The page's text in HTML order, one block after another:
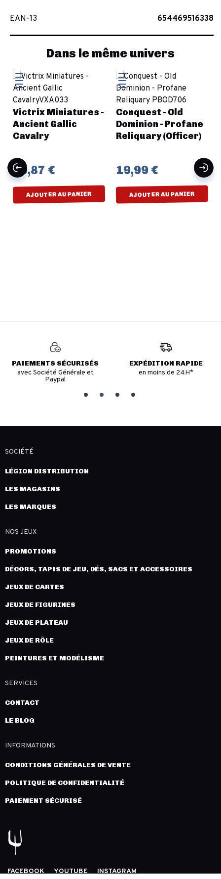
EAN-13 654469516338
Dans le même univers
Victrix Miniatures -
Ancient Gallic
Cavalry
29,87 €
AJOUTER AU PANIER
Conquest - Old
Dominion - Profane
Reliquary (Officer)
19,99 €
AJOUTER AU PANIER
PAIEMENTS SÉCURISÉS
avec Société Générale et
Paypal
EXPÉDITION RAPIDE
en moins de 24H*
SOCIÉTÉ
LÉGION DISTRIBUTION
LES MAGASINS
LES MARQUES
NOS JEUX
PROMOTIONS
DÉCORS, TAPIS DE JEU, DÉS, SACS ET ACCESSOIRES
JEUX DE CARTES
JEUX DE FIGURINES
JEUX DE PLATEAU
JEUX DE RÔLE
PEINTURES ET MODÉLISME
SERVICES
CONTACT
LE BLOG
INFORMATIONS
CONDITIONS GÉNÉRALES DE VENTE
POLITIQUE DE CONFIDENTIALITÉ
PAIEMENT SÉCURISÉ
FACEBOOK YOUTUBE INSTAGRAM